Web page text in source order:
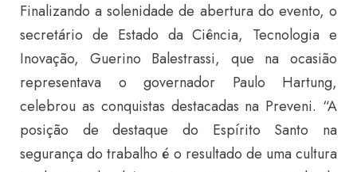
Finalizando a solenidade de abertura do evento, o
secretário de Estado da Ciência, Tecnologia e
Inovação, Guerino Balestrassi, que na ocasião
representava o governador Paulo Hartung,
celebrou as conquistas destacadas na Preveni. “A
posição de destaque do Espírito Santo na
segurança do trabalho é o resultado de uma cultura